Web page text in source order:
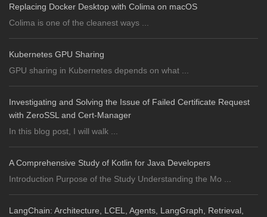
Replacing Docker Desktop with Colima on macOS
Colima is one of the cleanest ways ...
Kubernetes GPU Sharing
GPU sharing in Kubernetes depends on what ...
Investigating and Solving the Issue of Failed Certificate Request
with ZeroSSL and Cert-Manager
In this blog post, I will walk ...
A Comprehensive Study of Kotlin for Java Developers
Introduction Purpose of the Study Understanding the Mo ...
LangChain: Architecture, LCEL, Agents, LangGraph, Retrieval,